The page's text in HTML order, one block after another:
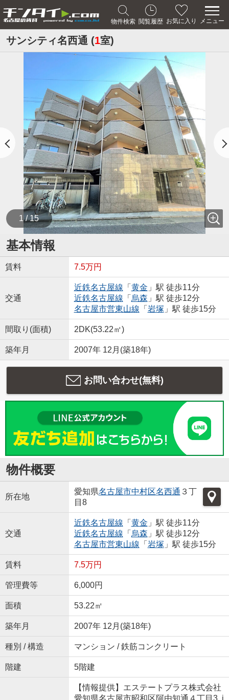
物件検索 閲覧履歴 お気に入り メニュー
サンシティ名西通 (1室)
1 / 15
基本情報
賃料 7.5万円
交通
近鉄名古屋線 「 黄金 」駅 徒歩11分
近鉄名古屋線 「 烏森 」駅 徒歩12分
名古屋市営東山線 「 岩塚 」駅 徒歩15分
間取り(面積) 2DK(53.22㎡)
築年月 2007年 12月(築18年)
お問い合わせ(無料)
物件概要
所在地
愛知県名古屋市中村区名西通 ３丁
目8
交通
近鉄名古屋線 「 黄金 」駅 徒歩11分
近鉄名古屋線 「 烏森 」駅 徒歩12分
名古屋市営東山線 「 岩塚 」駅 徒歩15分
賃料 7.5万円
管理費等 6,000円
面積 53.22㎡
築年月 2007年 12月(築18年)
種別 / 構造 マンション / 鉄筋コンクリート
階建 5階建
【情報提供】エステートプラス株式会社
愛知県名古屋市昭和区阿由知通４丁目3 i